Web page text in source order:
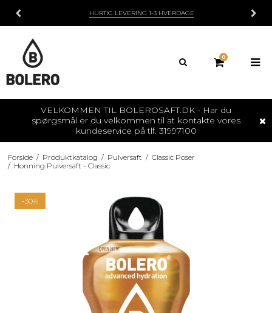
HURTIG LEVERING 1-3 HVERDAGE
0
VELKOMMEN TIL BOLEROSAFT.DK - Har du
spørgsmål er du velkommen til at kontakte vores
kundeservice på tlf. 31997100
Forside / Produktkatalog / Pulversaft / Classic Poser
/ Honning Pulversaft - Classic
-30%